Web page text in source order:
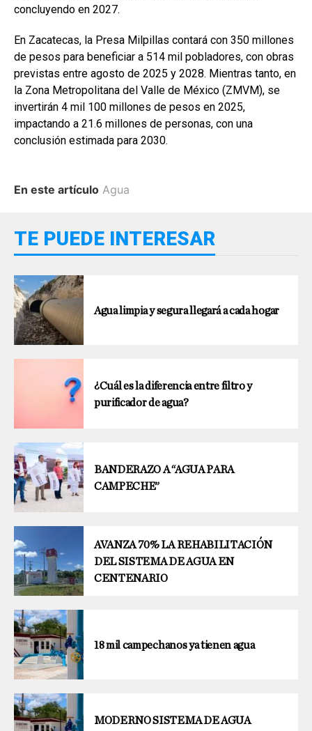
concluyendo en 2027.
En Zacatecas, la Presa Milpillas contará con 350 millones
de pesos para beneficiar a 514 mil pobladores, con obras
previstas entre agosto de 2025 y 2028. Mientras tanto, en
la Zona Metropolitana del Valle de México (ZMVM), se
invertirán 4 mil 100 millones de pesos en 2025,
impactando a 21.6 millones de personas, con una
conclusión estimada para 2030.
En este artículo Agua
TE PUEDE INTERESAR
Agua limpia y segura llegará a cada hogar
¿Cuál es la diferencia entre filtro y
purificador de agua?
BANDERAZO A “AGUA PARA
CAMPECHE”
AVANZA 70% LA REHABILITACIÓN
DEL SISTEMA DE AGUA EN
CENTENARIO
18 mil campechanos ya tienen agua
MODERNO SISTEMA DE AGUA